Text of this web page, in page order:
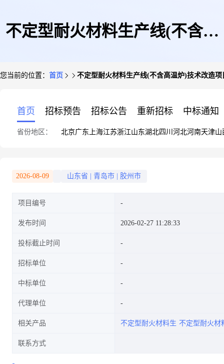
不定型耐火材料生产线(不含高
您当前的位置： 首页 不定型耐火材料生产线(不含高温炉)技术改造项
首页 招标预告 招标公告 重新招标 中标通知
省份地区： 北京广东 上海江苏浙江山东湖北四川 河北河南天津山
2026-08-09 山东省 青岛市 胶州市
项目编号
发布时间 2026-02-27 11:28:33
投标截止时间
招标单位
中标单位
代理单位
相关产品 不定型耐火材料生 不定型耐火材
联系方式